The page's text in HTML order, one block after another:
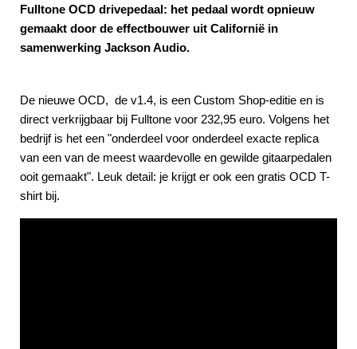
Fulltone OCD drivepedaal: het pedaal wordt opnieuw
gemaakt door de effectbouwer uit Californië in
samenwerking Jackson Audio.
De nieuwe OCD, de v1.4, is een Custom Shop-editie en is
direct verkrijgbaar bij Fulltone voor 232,95 euro. Volgens het
bedrijf is het een "onderdeel voor onderdeel exacte replica
van een van de meest waardevolle en gewilde gitaarpedalen
ooit gemaakt". Leuk detail: je krijgt er ook een gratis OCD T-
shirt bij.